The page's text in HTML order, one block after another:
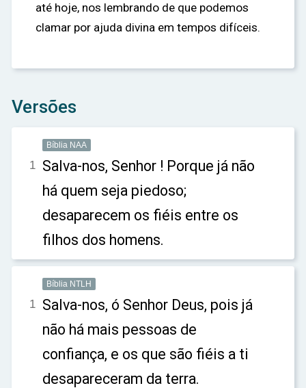
até hoje, nos lembrando de que podemos
clamar por ajuda divina em tempos difíceis.
Versões
Bíblia NAA
1 Salva-nos, Senhor ! Porque já não
há quem seja piedoso;
desaparecem os fiéis entre os
filhos dos homens.
Bíblia NTLH
1 Salva-nos, ó Senhor Deus, pois já
não há mais pessoas de
confiança, e os que são fiéis a ti
desapareceram da terra.